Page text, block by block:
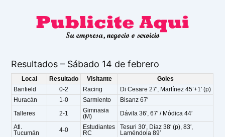
Resultados – Sábado 14 de febrero
Local Resultado Visitante
Goles
Banfield
0-2 Racing
Di Cesare 27′, Martínez 45’+1′ (p)
Huracán
1-0 Sarmiento
Bisanz 67′
Talleres
2-1
Gimnasia
(M)
Dávila 36′, 67′ / Módica 44′
Atl.
Tucumán
4-0
Estudiantes
RC
Tesuri 30′, Díaz 38′ (p), 83′,
Laméndola 89′